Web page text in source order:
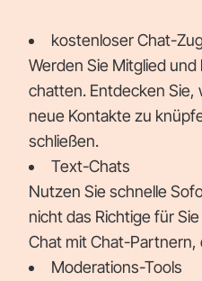
kostenloser Chat-
Werden Sie Mitglied
chatten. Entdecken Sie,
neue Kontakte zu
schließen.
Text-Chats
Nutzen Sie schnelle
nicht das Richtige für
Chat mit Chat-Partnern,
Moderations-Tools